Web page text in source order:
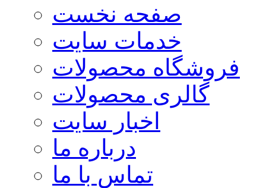
صفحه نخست
خدمات سایت
فروشگاه محصولات
گالری محصولات
اخبار سایت
درباره ما
تماس با ما